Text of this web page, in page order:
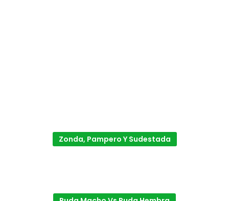
Zonda, Pampero Y Sudestada